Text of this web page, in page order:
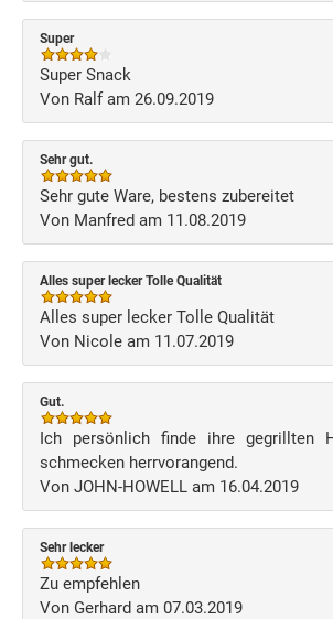
Super
Super Snack
Von Ralf am 26.09.2019
Sehr gut.
Sehr gute Ware, bestens zubereitet
Von Manfred am 11.08.2019
Alles super lecker Tolle Qualität
Alles super lecker Tolle Qualität
Von Nicole am 11.07.2019
Gut.
Ich persönlich finde ihre gegrillten
schmecken herrvorangend.
Von JOHN-HOWELL am 16.04.2019
Sehr lecker
Zu empfehlen
Von Gerhard am 07.03.2019